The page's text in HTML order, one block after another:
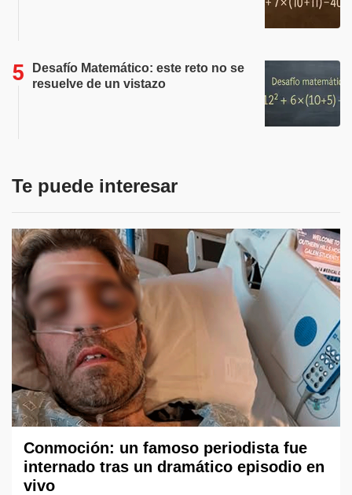
Desafío Matemático: este reto no se
resuelve de un vistazo
Te puede interesar
Conmoción: un famoso periodista fue
internado tras un dramático episodio en
vivo